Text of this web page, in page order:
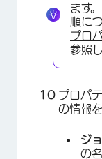
ます
順に
プロ
参照
プロパ
の情報
ジ
の